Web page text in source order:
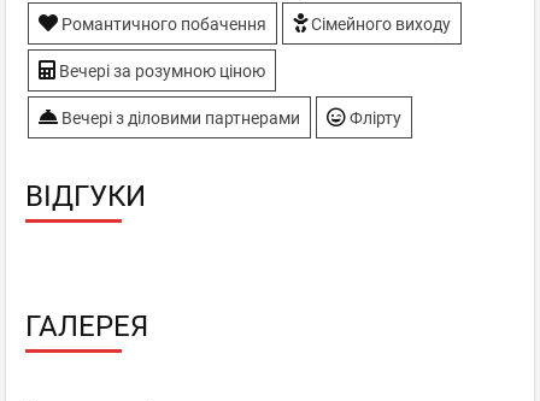
Романтичного побачення Сімейного виходу
Вечері за розумною ціною
Вечері з діловими партнерами Флірту
ВІДГУКИ
ГАЛЕРЕЯ